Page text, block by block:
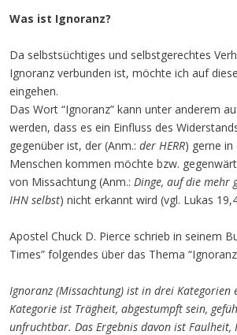
Was ist Ignoranz?
Da selbstsüchtiges und selbstgerechtes
Ignoranz verbunden ist, möchte ich auf
eingehen.
Das Wort “Ignoranz” kann unter anderem
werden, dass es ein Einfluss des
gegenüber ist, der (Anm.: der HERR) gerne in
Menschen kommen möchte bzw.
von Missachtung (Anm.: Dinge, auf die mehr
IHN selbst) nicht erkannt wird (vgl. Lukas
Apostel Chuck D. Pierce schrieb in seinem
Times” folgendes über das Thema
Ignoranz (Missachtung) ist in drei Kategorien
Kategorie ist Trägheit, abgestumpft sein,
unfruchtbar. Das Ergebnis davon ist Faulheit,